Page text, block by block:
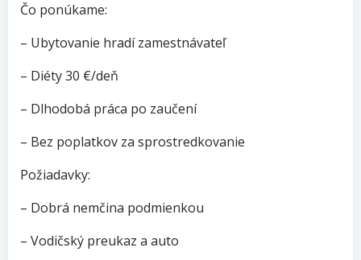
Čo ponúkame:
– Ubytovanie hradí zamestnávateľ
– Diéty 30 €/deň
– Dlhodobá práca po zaučení
– Bez poplatkov za sprostredkovanie
Požiadavky:
– Dobrá nemčina podmienkou
– Vodičský preukaz a auto